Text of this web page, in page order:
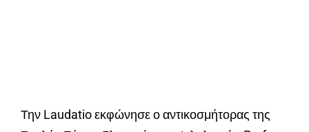
Την Laudatio εκφώνησε ο αντικοσμήτορας της